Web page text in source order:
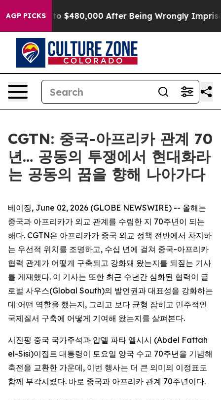
AGP PICKS
for Up to $480,000 After Being Wrongly Imprisoned
CGTN: 중국-아프리카 관계 70
년… 공동의 투쟁에서 현대화라
는 공동의 꿈을 향해 나아가다
베이징, June 02, 2026 (GLOBE NEWSWIRE) -- 올해는
중국과 아프리카가 외교 관계를 수립한 지 70주년이 되는
해다. CGTN은 아프리카가 중국 외교 정책 전반에서 차지하
는 우선적 위치를 조명하고, 수십 년에 걸쳐 중국-아프리카
협력 관계가 어떻게 구축되고 강화돼 왔는지를 되짚는 기사
를 게재했다. 이 기사는 또한 최근 수년간 심화된 협력이 글
로벌 사우스(Global South)의 발언권과 대표성을 강화하는
데 어떤 역할을 했는지, 그리고 보다 균형 잡히고 민주적인
국제질서 구축에 어떻게 기여해 왔는지를 살펴본다.
시진핑 중국 국가주석과 압델 파타 엘시시 (Abdel Fattah
el-Sisi)이집트 대통령이 토요일 양국 수교 70주년을 기념해
축전을 교환한 가운데, 이번 행사는 더 큰 의미의 이정표도
함께 부각시켰다. 바로 중국과 아프리카 관계 70주년이다.